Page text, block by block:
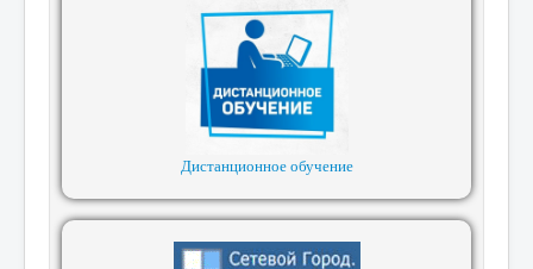
Дистанционное обучение